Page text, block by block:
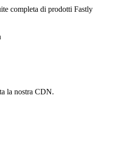
completa di prodotti Fastly
la nostra CDN.